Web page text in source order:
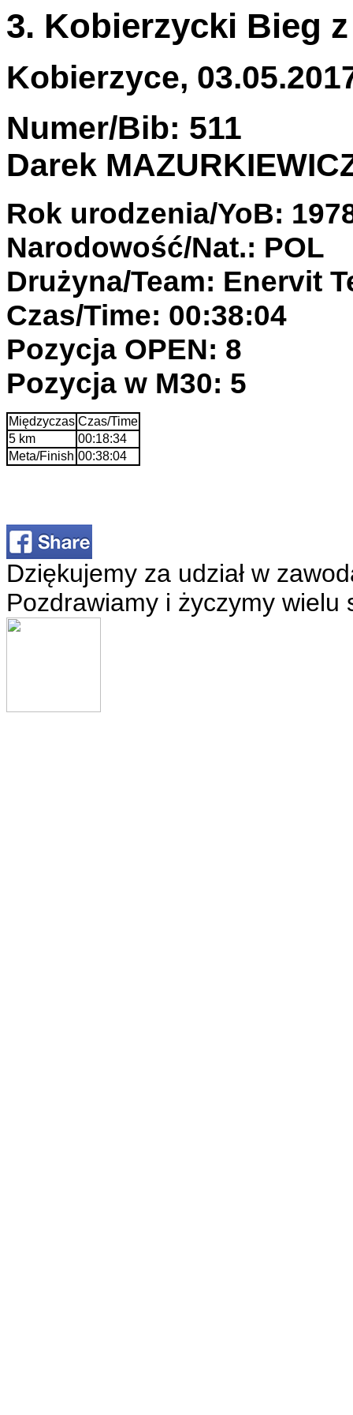
3. Kobierzycki Bieg
Kobierzyce,
Numer/Bib: 511
Darek
Rok urodzenia/YoB:
Narodowość/Nat.: POL
Drużyna/Team: Enervit
Czas/Time: 00:38:04
Pozycja OPEN: 8
Pozycja w M30: 5
Międzyczas Czas/Time
5 km
00:18:34
Meta/Finish 00:38:04
Dziękujemy za udział w
Pozdrawiamy i życzymy wielu